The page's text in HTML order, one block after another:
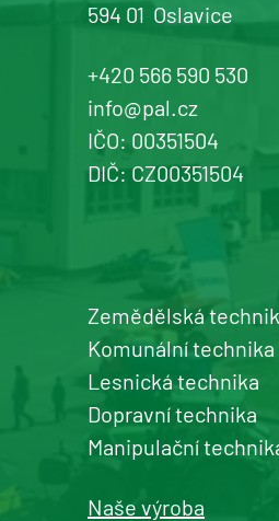
594 01 Oslavice
+420 566 590 530
info@pal.cz
IČO: 00351504
DIČ: CZ00351504
Zemědělská
Komunální technika
Lesnická technika
Dopravní technika
Manipulační
Naše výroba